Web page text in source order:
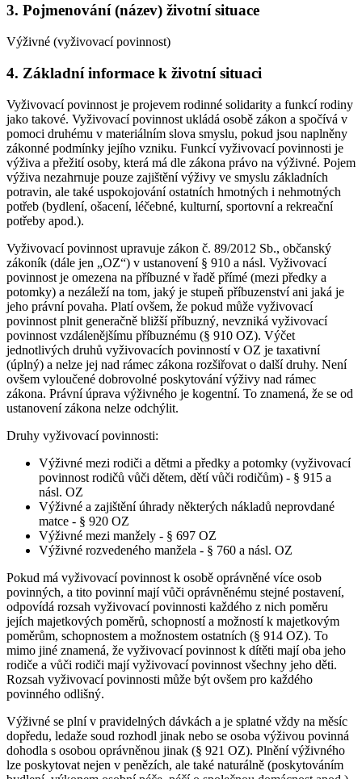
3. Pojmenování (název) životní situace
Výživné (vyživovací povinnost)
4. Základní informace k životní situaci
Vyživovací povinnost je projevem rodinné solidarity a funkcí rodiny
jako takové. Vyživovací povinnost ukládá osobě zákon a spočívá v
pomoci druhému v materiálním slova smyslu, pokud jsou naplněny
zákonné podmínky jejího vzniku. Funkcí vyživovací povinnosti je
výživa a přežití osoby, která má dle zákona právo na výživné. Pojem
výživa nezahrnuje pouze zajištění výživy ve smyslu základních
potravin, ale také uspokojování ostatních hmotných i nehmotných
potřeb (bydlení, ošacení, léčebné, kulturní, sportovní a rekreační
potřeby apod.).
Vyživovací povinnost upravuje zákon č. 89/2012 Sb., občanský
zákoník (dále jen „OZ“) v ustanovení § 910 a násl. Vyživovací
povinnost je omezena na příbuzné v řadě přímé (mezi předky a
potomky) a nezáleží na tom, jaký je stupeň příbuzenství ani jaká je
jeho právní povaha. Platí ovšem, že pokud může vyživovací
povinnost plnit generačně bližší příbuzný, nevzniká vyživovací
povinnost vzdálenějšímu příbuznému (§ 910 OZ). Výčet
jednotlivých druhů vyživovacích povinností v OZ je taxativní
(úplný) a nelze jej nad rámec zákona rozšiřovat o další druhy. Není
ovšem vyloučené dobrovolné poskytování výživy nad rámec
zákona. Právní úprava výživného je kogentní. To znamená, že se od
ustanovení zákona nelze odchýlit.
Druhy vyživovací povinnosti:
Výživné mezi rodiči a dětmi a předky a potomky (vyživovací
povinnost rodičů vůči dětem, dětí vůči rodičům) - § 915 a
násl. OZ
Výživné a zajištění úhrady některých nákladů neprovdané
matce - § 920 OZ
Výživné mezi manžely - § 697 OZ
Výživné rozvedeného manžela - § 760 a násl. OZ
Pokud má vyživovací povinnost k osobě oprávněné více osob
povinných, a tito povinní mají vůči oprávněnému stejné postavení,
odpovídá rozsah vyživovací povinnosti každého z nich poměru
jejích majetkových poměrů, schopností a možností k majetkovým
poměrům, schopnostem a možnostem ostatních (§ 914 OZ). To
mimo jiné znamená, že vyživovací povinnost k dítěti mají oba jeho
rodiče a vůči rodiči mají vyživovací povinnost všechny jeho děti.
Rozsah vyživovací povinnosti může být ovšem pro každého
povinného odlišný.
Výživné se plní v pravidelných dávkách a je splatné vždy na měsíc
dopředu, ledaže soud rozhodl jinak nebo se osoba výživou povinná
dohodla s osobou oprávněnou jinak (§ 921 OZ). Plnění výživného
lze poskytovat nejen v penězích, ale také naturálně (poskytováním